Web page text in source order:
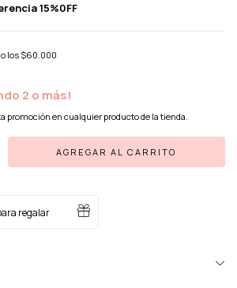
15%0FF
los $60.000
2 o más!
promoción en cualquier producto de la tienda.
regalar